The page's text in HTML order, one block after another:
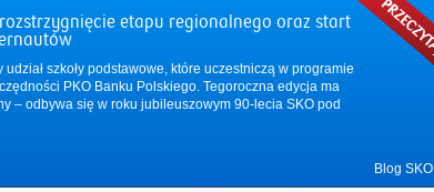
rozstrzygnięcie etapu regionalnego oraz start
udział szkoły podstawowe, które uczestniczą w programie
PKO Banku Polskiego. Tegoroczna edycja ma
– odbywa się w roku jubileuszowym 90-lecia SKO pod
Blog SKO